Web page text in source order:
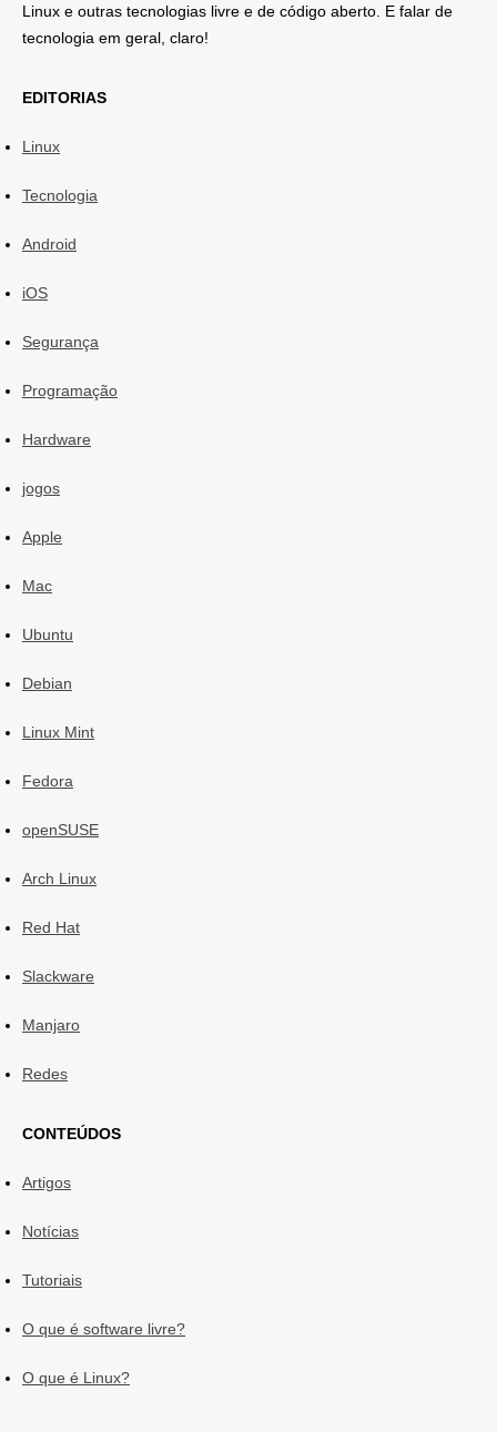
Linux e outras tecnologias livre e de código aberto. E falar de
tecnologia em geral, claro!
EDITORIAS
Linux
Tecnologia
Android
iOS
Segurança
Programação
Hardware
jogos
Apple
Mac
Ubuntu
Debian
Linux Mint
Fedora
openSUSE
Arch Linux
Red Hat
Slackware
Manjaro
Redes
CONTEÚDOS
Artigos
Notícias
Tutoriais
O que é software livre?
O que é Linux?